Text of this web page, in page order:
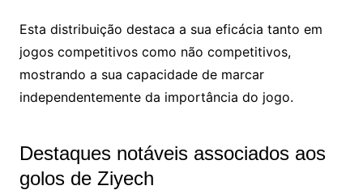
Esta distribuição destaca a sua eficácia tanto em
jogos competitivos como não competitivos,
mostrando a sua capacidade de marcar
independentemente da importância do jogo.
Destaques notáveis associados aos
golos de Ziyech